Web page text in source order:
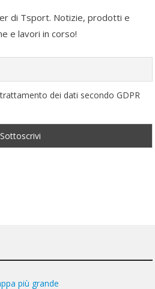
di Tsport. Notizie, prodotti e
e lavori in corso!
dei dati secondo GDPR